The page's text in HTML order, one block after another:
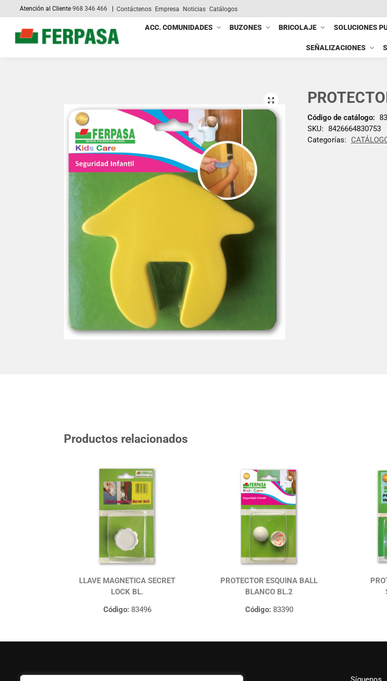
Atención al Cliente968 346 466 Contáctenos Empresa Noticias Catálogos
ACC. COMUNIDADES BUZONES BRICOLAJE SOLUCIONES
SEÑALIZACIONES
Search
Código de catálogo:
SKU: 8426664830753
Categorías:
Productos relacionados
LLAVE MAGNETICA SECRET
LOCK BL.
Código: 83496
PROTECTOR ESQUINA BALL
BLANCO BL.2
Código: 83390